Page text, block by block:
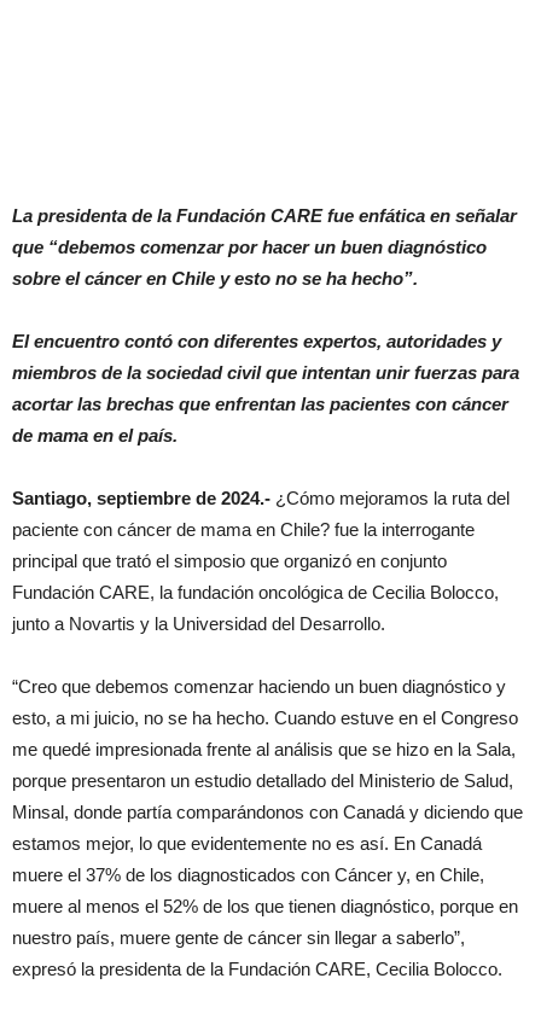
La presidenta de la Fundación CARE fue enfática en señalar
que “debemos comenzar por hacer un buen diagnóstico
sobre el cáncer en Chile y esto no se ha hecho”.
El encuentro contó con diferentes expertos, autoridades y
miembros de la sociedad civil que intentan unir fuerzas para
acortar las brechas que enfrentan las pacientes con cáncer
de mama en el país.
Santiago, septiembre de 2024.- ¿Cómo mejoramos la ruta del
paciente con cáncer de mama en Chile? fue la interrogante
principal que trató el simposio que organizó en conjunto
Fundación CARE, la fundación oncológica de Cecilia Bolocco,
junto a Novartis y la Universidad del Desarrollo.
“Creo que debemos comenzar haciendo un buen diagnóstico y
esto, a mi juicio, no se ha hecho. Cuando estuve en el Congreso
me quedé impresionada frente al análisis que se hizo en la Sala,
porque presentaron un estudio detallado del Ministerio de Salud,
Minsal, donde partía comparándonos con Canadá y diciendo que
estamos mejor, lo que evidentemente no es así. En Canadá
muere el 37% de los diagnosticados con Cáncer y, en Chile,
muere al menos el 52% de los que tienen diagnóstico, porque en
nuestro país, muere gente de cáncer sin llegar a saberlo”,
expresó la presidenta de la Fundación CARE, Cecilia Bolocco.